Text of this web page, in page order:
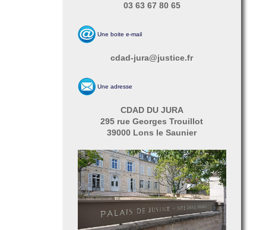
03 63 67 80 65
Une boite e-mail
cdad-jura@justice.fr
Une adresse
CDAD DU JURA
295 rue Georges Trouillot
39000 Lons le Saunier